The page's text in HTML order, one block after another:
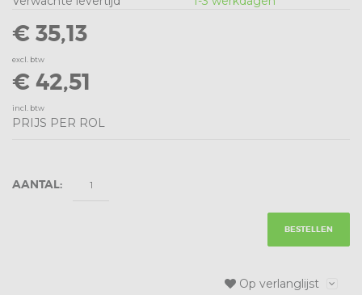
€ 35,13
excl. btw
€ 42,51
incl. btw
PRIJS PER ROL
AANTAL:
BESTELLEN
Op verlanglijst